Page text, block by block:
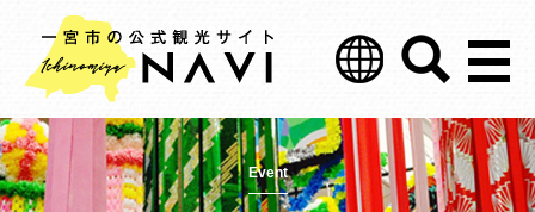
Event